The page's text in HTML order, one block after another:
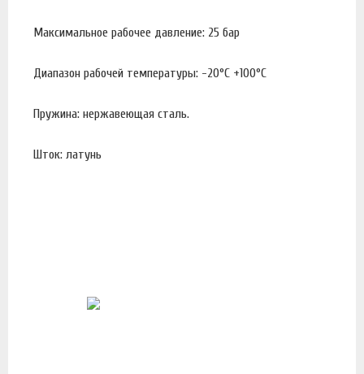
Максимальное рабочее давление: 25 бар
Диапазон рабочей температуры: -20°С +100°С
Пружина: нержавеющая сталь.
Шток: латунь